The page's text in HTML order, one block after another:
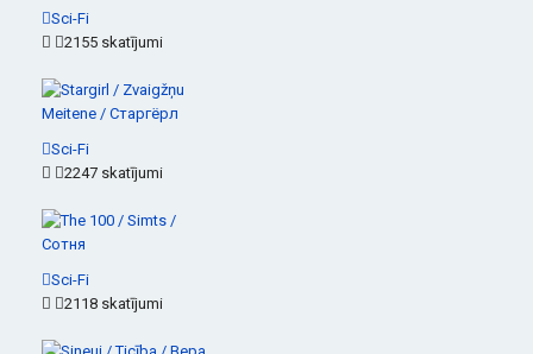
Sci-Fi
2155 skatījumi
Sci-Fi
2247 skatījumi
Sci-Fi
2118 skatījumi